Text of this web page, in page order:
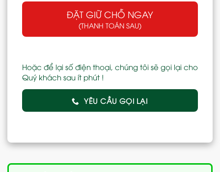
ĐẶT GIỮ CHỖ NGAY
(THANH TOÁN SAU)
Hoặc để lại số điện thoại, chúng tôi sẽ gọi lại cho
Quý khách sau ít phút !
YÊU CẦU GỌI LẠI